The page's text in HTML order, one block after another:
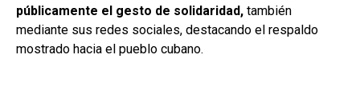
públicamente el gesto de solidaridad, también
mediante sus redes sociales, destacando el respaldo
mostrado hacia el pueblo cubano.